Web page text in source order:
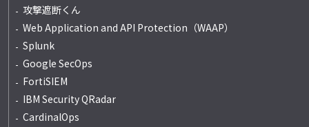
攻撃遮断くん
Web Application and API Protection（WAAP）
Splunk
Google SecOps
FortiSIEM
IBM Security QRadar
CardinalOps